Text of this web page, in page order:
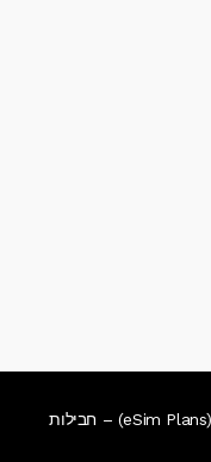
© כל הזכויות שמורות – חבילות eSim לחו"ל (eSim Plans) – חבילות